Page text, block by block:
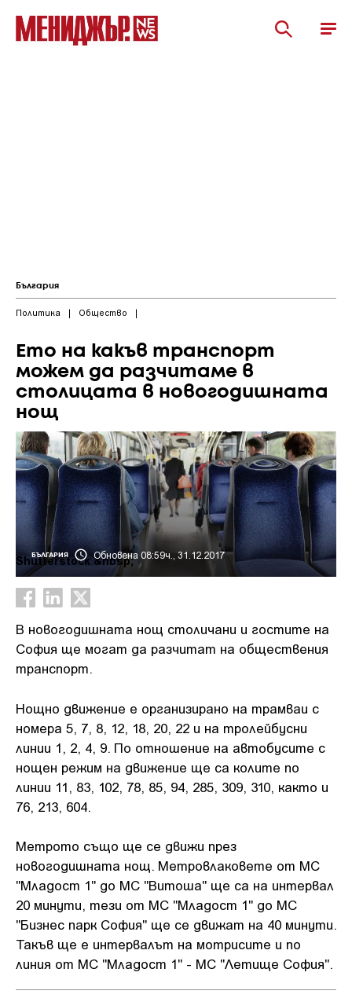
България
Политика | Общество |
Ето на какъв транспорт
можем да разчитаме в
столицата в новогодишната
нощ
БЪЛГАРИЯ Обновена 08:59ч., 31.12.2017
Shutterstock &nbsp;
В новогодишната нощ столичани и гостите на
София ще могат да разчитат на обществения
транспорт.
Нощно движение е организирано на трамваи с
номера 5, 7, 8, 12, 18, 20, 22 и на тролейбусни
линии 1, 2, 4, 9. По отношение на автобусите с
нощен режим на движение ще са колите по
линии 11, 83, 102, 78, 85, 94, 285, 309, 310, както и
76, 213, 604.
Метрото също ще се движи през
новогодишната нощ. Метровлаковете от МС
"Младост 1" до МС "Витоша" ще са на интервал
20 минути, тези от МС "Младост 1" до МС
"Бизнес парк София" ще се движат на 40 минути.
Такъв ще е интервалът на мотрисите и по
линия от МС "Младост 1" - МС "Летище София".